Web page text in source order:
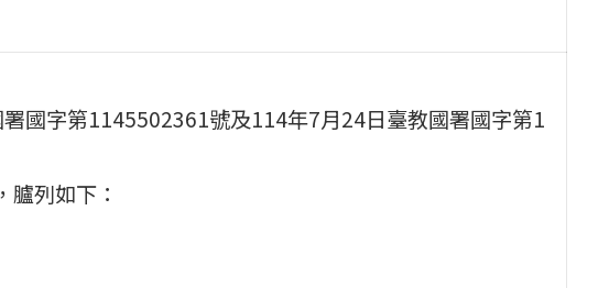
國字第1145502361號及114年7月24日臺教國署國字第1
列如下：